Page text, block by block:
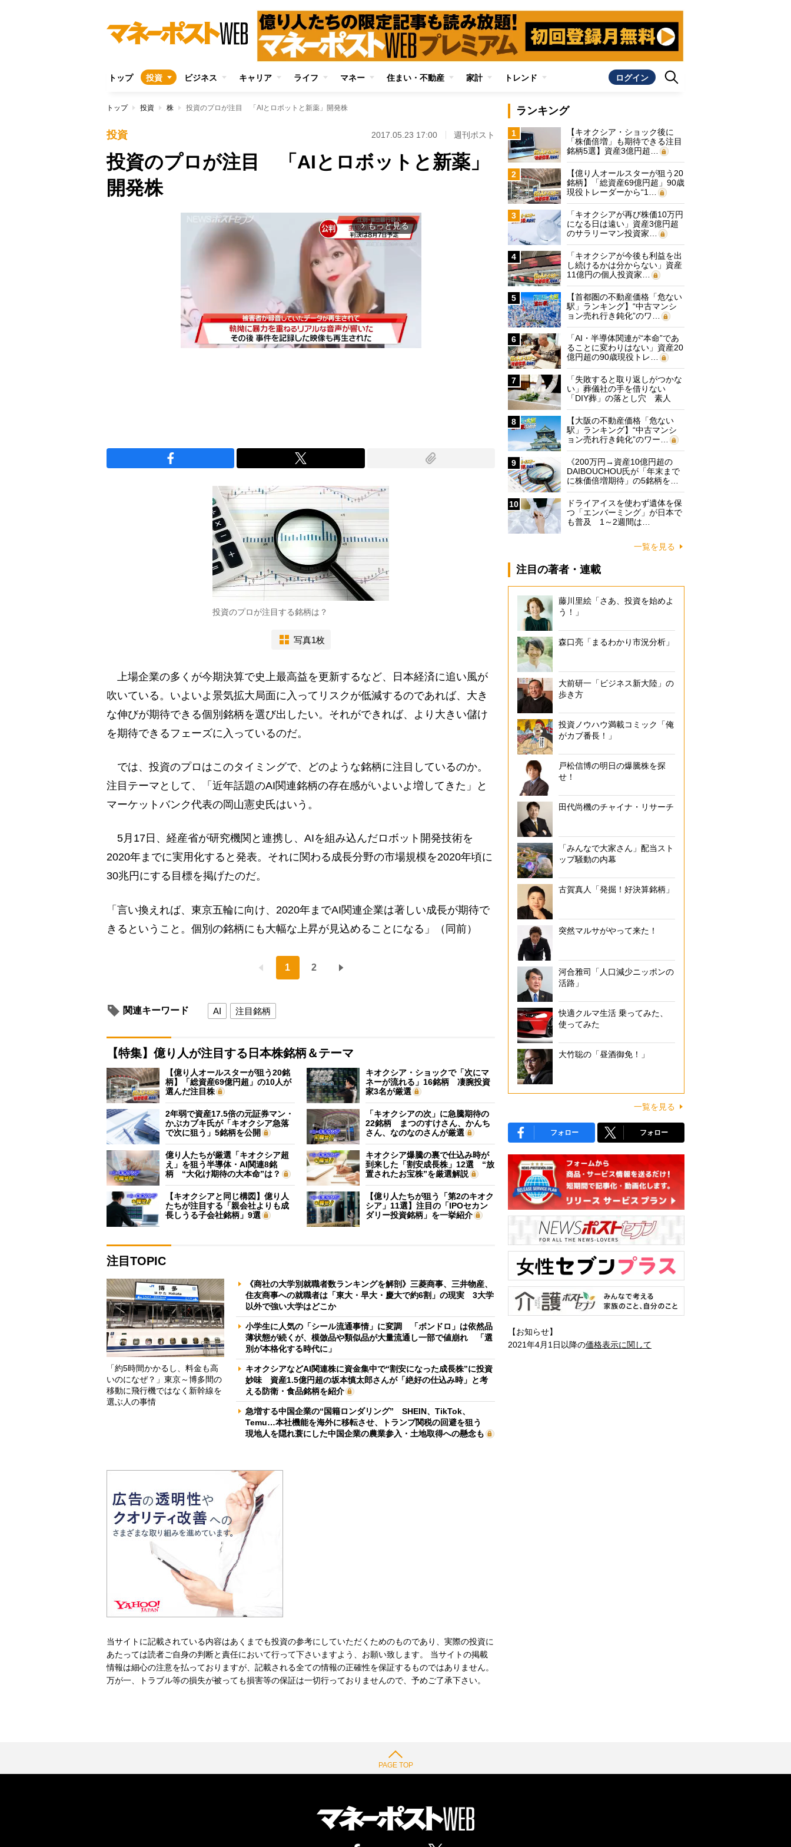
トップ 投資 ビジネス キャリア ライフ マネー 住まい・不動産 家計 トレンド ログイン
トップ 投資 株 投資のプロが注目 「AIとロボットと新薬」開発株
投資 2017.05.23 17:00 週刊ポスト
投資のプロが注目 「AIとロボットと新薬」
開発株
arrow_forward_ios もっと見る
投資のプロが注目する銘柄は？
写真1枚
上場企業の多くが今期決算で史上最高益を更新するなど、日本経済に追い風が
吹いている。いよいよ景気拡大局面に入ってリスクが低減するのであれば、大き
な伸びが期待できる個別銘柄を選び出したい。それができれば、より大きい儲け
を期待できるフェーズに入っているのだ。
では、投資のプロはこのタイミングで、どのような銘柄に注目しているのか。
注目テーマとして、「近年話題のAI関連銘柄の存在感がいよいよ増してきた」と
マーケットバンク代表の岡山憲史氏はいう。
5月17日、経産省が研究機関と連携し、AIを組み込んだロボット開発技術を
2020年までに実用化すると発表。それに関わる成長分野の市場規模を2020年頃に
30兆円にする目標を掲げたのだ。
「言い換えれば、東京五輪に向け、2020年までAI関連企業は著しい成長が期待で
きるということ。個別の銘柄にも大幅な上昇が見込めることになる」（同前）
1 2
関連キーワード AI 注目銘柄
【特集】億り人が注目する日本株銘柄＆テーマ
【億り人オールスターが狙う20銘
柄】「総資産69億円超」の10人が
選んだ注目株
キオクシア・ショックで「次にマ
ネーが流れる」16銘柄 凄腕投資
家3名が厳選
2年弱で資産17.5倍の元証券マン・
かぶカブキ氏が「キオクシア急落
で次に狙う」5銘柄を公開
「キオクシアの次」に急騰期待の
22銘柄 まつのすけさん、かんち
さん、なのなのさんが厳選
億り人たちが厳選「キオクシア超
え」を狙う半導体・AI関連8銘
柄 “大化け期待の大本命”は？
キオクシア爆騰の裏で仕込み時が
到来した「割安成長株」12選 “放
置されたお宝株”を厳選解説
【キオクシアと同じ構図】億り人
たちが注目する「親会社よりも成
長しうる子会社銘柄」9選
【億り人たちが狙う「第2のキオク
シア」11選】注目の「IPOセカン
ダリー投資銘柄」を一挙紹介
注目TOPIC
「約5時間かかるし、料金も高
いのになぜ？」東京～博多間の
移動に飛行機ではなく新幹線を
選ぶ人の事情
《商社の大学別就職者数ランキングを解剖》三菱商事、三井物産、
住友商事への就職者は「東大・早大・慶大で約6割」の現実 3大学
以外で強い大学はどこか
小学生に人気の「シール流通事情」に変調 「ボンドロ」は依然品
薄状態が続くが、模倣品や類似品が大量流通し一部で値崩れ 「選
別が本格化する時代に」
キオクシアなどAI関連株に資金集中で“割安になった成長株”に投資
妙味 資産1.5億円超の坂本慎太郎さんが「絶好の仕込み時」と考
える防衛・食品銘柄を紹介
急増する中国企業の“国籍ロンダリング” SHEIN、TikTok、
Temu…本社機能を海外に移転させ、トランプ関税の回避を狙う
現地人を隠れ蓑にした中国企業の農業参入・土地取得への懸念も
当サイトに記載されている内容はあくまでも投資の参考にしていただくためのものであり、実際の投資に
あたっては読者ご自身の判断と責任において行って下さいますよう、お願い致します。 当サイトの掲載
情報は細心の注意を払っておりますが、記載される全ての情報の正確性を保証するものではありません。
万が一、トラブル等の損失が被っても損害等の保証は一切行っておりませんので、予めご了承下さい。
ランキング
1
【キオクシア・ショック後に
「株価倍増」も期待できる注目
銘柄5選】資産3億円超…
2
【億り人オールスターが狙う20
銘柄】「総資産69億円超」90歳
現役トレーダーから“1…
3
「キオクシアが再び株価10万円
になる日は遠い」資産3億円超
のサラリーマン投資家…
4
「キオクシアが今後も利益を出
し続けるかは分からない」資産
11億円の個人投資家…
5
【首都圏の不動産価格「危ない
駅」ランキング】“中古マンシ
ョン売れ行き鈍化”のワ…
6
「AI・半導体関連が“本命”であ
ることに変わりはない」資産20
億円超の90歳現役トレ…
7
「失敗すると取り返しがつかな
い」葬儀社の手を借りない
「DIY葬」の落とし穴 素人
に…
8
【大阪の不動産価格「危ない
駅」ランキング】“中古マンシ
ョン売れ行き鈍化”のワー…
9
《200万円→資産10億円超の
DAIBOUCHOU氏が「年末まで
に株価倍増期待」の5銘柄を…
10
ドライアイスを使わず遺体を保
つ「エンバーミング」が日本で
も普及 1～2週間は…
一覧を見る
注目の著者・連載
藤川里絵「さあ、投資を始めよ
う！」
森口亮「まるわかり市況分析」
大前研一「ビジネス新大陸」の
歩き方
投資ノウハウ満載コミック「俺
がカブ番長！」
戸松信博の明日の爆騰株を探
せ！
田代尚機のチャイナ・リサーチ
「みんなで大家さん」配当スト
ップ騒動の内幕
古賀真人「発掘！好決算銘柄」
突然マルサがやって来た！
河合雅司「人口減少ニッポンの
活路」
快適クルマ生活 乗ってみた、
使ってみた
大竹聡の「昼酒御免！」
一覧を見る
フォロー フォロー
【お知らせ】
2021年4月1日以降の価格表示に関して
PAGE TOP